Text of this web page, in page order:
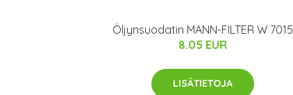
Öljynsuodatin MANN-FILTER W 7015
8.05 EUR
LISÄTIETOJA